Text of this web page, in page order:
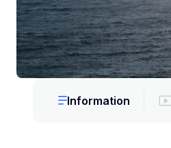
Information